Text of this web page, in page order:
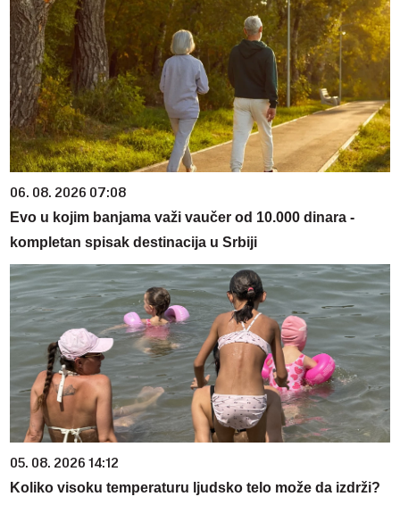
06. 08. 2026 07:08
Evo u kojim banjama važi vaučer od 10.000 dinara -
kompletan spisak destinacija u Srbiji
05. 08. 2026 14:12
Koliko visoku temperaturu ljudsko telo može da izdrži?